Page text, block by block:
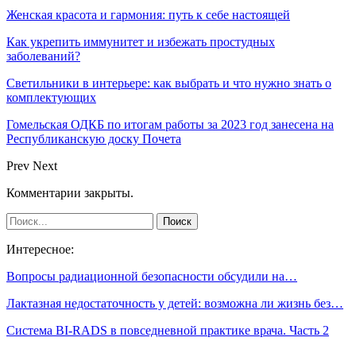
Женская красота и гармония: путь к себе настоящей
Как укрепить иммунитет и избежать простудных
заболеваний?
Светильники в интерьере: как выбрать и что нужно знать о
комплектующих
Гомельская ОДКБ по итогам работы за 2023 год занесена на
Республиканскую доску Почета
Prev Next
Комментарии закрыты.
Интересное:
Вопросы радиационной безопасности обсудили на…
Лактазная недостаточность у детей: возможна ли жизнь без…
Система BI-RADS в повседневной практике врача. Часть 2